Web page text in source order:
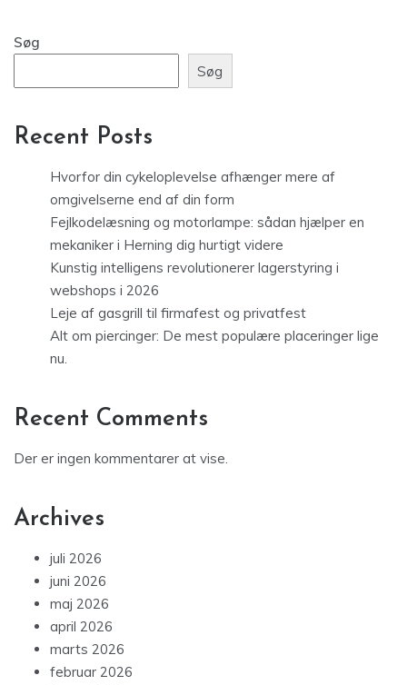
Søg
Søg
Recent Posts
Hvorfor din cykeloplevelse afhænger mere af
omgivelserne end af din form
Fejlkodelæsning og motorlampe: sådan hjælper en
mekaniker i Herning dig hurtigt videre
Kunstig intelligens revolutionerer lagerstyring i
webshops i 2026
Leje af gasgrill til firmafest og privatfest
Alt om piercinger: De mest populære placeringer lige
nu.
Recent Comments
Der er ingen kommentarer at vise.
Archives
juli 2026
juni 2026
maj 2026
april 2026
marts 2026
februar 2026